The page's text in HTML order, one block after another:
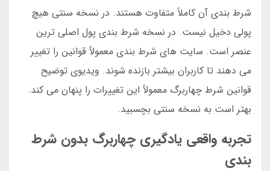
شرط بندی آن کاملاً متفاوت هستند. در نسخه سنتی هیچ
پولی دخیل نیست. در نسخه شرط بندی پول اصلی ترین
عنصر است. سایت های شرط بندی معمولاً قوانین را تغییر
می دهند تا کاربران بیشتر بازنده شوند. ویدیوی توضیح
قوانین شرط چهاربرگ معمولاً این تغییرات را پنهان می کند.
بهتر است به نسخه سنتی بچسبید.
تجربه واقعی یادگیری چهاربرگ بدون شرط
بندی